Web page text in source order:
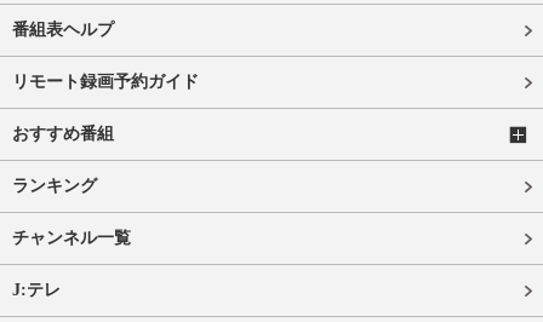
番組表ヘルプ
リモート録画予約ガイド
おすすめ番組
ランキング
チャンネル一覧
J:テレ